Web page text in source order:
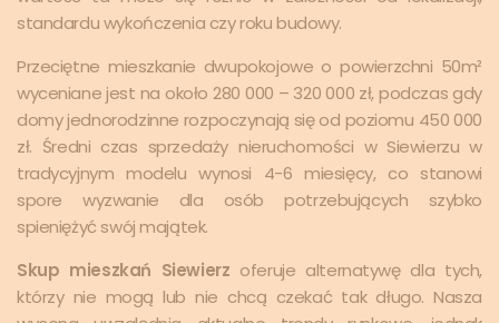
standardu wykończenia czy roku budowy.
Przeciętne mieszkanie dwupokojowe o powierzchni 50m²
wyceniane jest na około 280 000 – 320 000 zł, podczas gdy
domy jednorodzinne rozpoczynają się od poziomu 450 000
zł. Średni czas sprzedaży nieruchomości w Siewierzu w
tradycyjnym modelu wynosi 4-6 miesięcy, co stanowi
spore wyzwanie dla osób potrzebujących szybko
spieniężyć swój majątek.
Skup mieszkań Siewierz oferuje alternatywę dla tych,
którzy nie mogą lub nie chcą czekać tak długo. Nasza